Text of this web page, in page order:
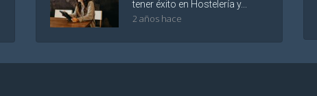
tener éxito en Hostelería y...
2 años hace